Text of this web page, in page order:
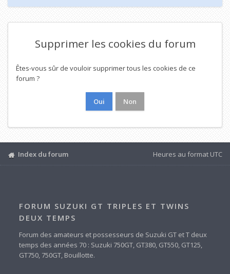
Supprimer les cookies du forum
Êtes-vous sûr de vouloir supprimer tous les cookies de ce
forum ?
Index du forum Heures au format UTC
FORUM SUZUKI GT TRIPLES ET TWINS
DEUX TEMPS
Forum des amateurs et possesseurs de Suzuki GT et T deux
temps des années 70 : Suzuki 750GT, GT380, GT550, GT125,
GT750, 750GT, Bouillotte.